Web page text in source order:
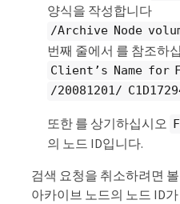
양식을 작성합니다
/Archive Node
번째 줄에서 를 참조하
Client’s Name for
/20081201/
또한 를 상기하십시오
의 노드 ID입니다.
검색 요청을 취소하려면
아카이브 노드의 노드 ID